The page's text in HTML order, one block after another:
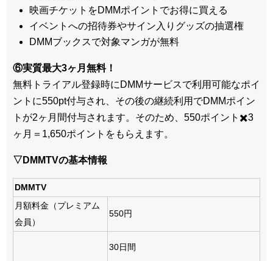
映画チケットをDMMポイントでお得に買える
イベントへの招待券やサイン入りグッズの抽選権
DMMブックスで対象マンガが無料
⑥実質最大3ヶ月無料！
無料トライアル登録時にDMMサービスで利用可能なポイ
ントに550pt付与され、その後の継続利用でDMMポイン
トが2ヶ月間付与されます。そのため、550ポイント✖️3
ヶ月＝1,650ポイントをもらえます。
▽DMMTVの基本情報
DMMTV
月額料金（プレミアム
会員）
550円
30日間